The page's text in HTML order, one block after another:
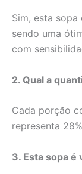
Sim, esta
sendo uma
com
2. Qual a
Cada porção
representa
3. Esta sopa é